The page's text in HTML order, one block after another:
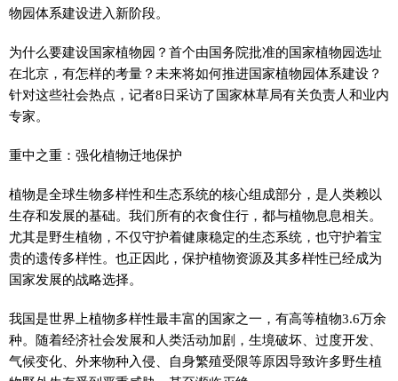
物园体系建设进入新阶段。
为什么要建设国家植物园？首个由国务院批准的国家植物园选址
在北京，有怎样的考量？未来将如何推进国家植物园体系建设？
针对这些社会热点，记者8日采访了国家林草局有关负责人和业内
专家。
重中之重：强化植物迁地保护
植物是全球生物多样性和生态系统的核心组成部分，是人类赖以
生存和发展的基础。我们所有的衣食住行，都与植物息息相关。
尤其是野生植物，不仅守护着健康稳定的生态系统，也守护着宝
贵的遗传多样性。也正因此，保护植物资源及其多样性已经成为
国家发展的战略选择。
我国是世界上植物多样性最丰富的国家之一，有高等植物3.6万余
种。随着经济社会发展和人类活动加剧，生境破坏、过度开发、
气候变化、外来物种入侵、自身繁殖受限等原因导致许多野生植